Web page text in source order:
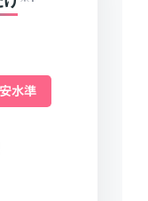
水準